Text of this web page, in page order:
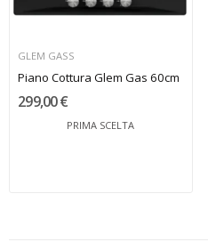
GLEM GASS
Piano Cottura Glem Gas 60cm
299,00 €
PRIMA SCELTA